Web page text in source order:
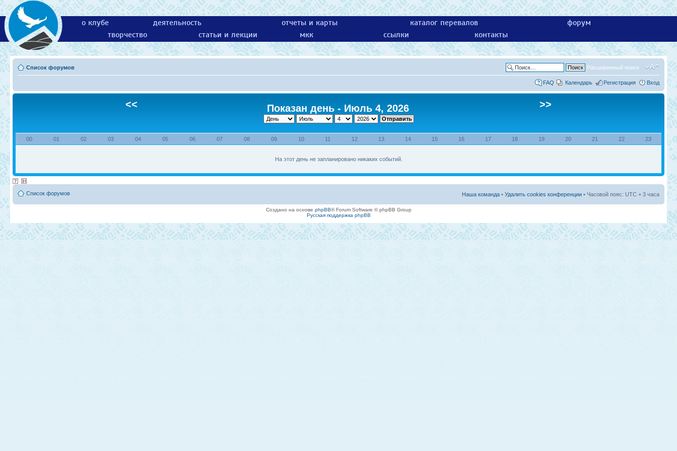
о клубе деятельность отчеты и карты каталог перевалов
форум
творчество
статьи и лекции мкк ссылки контакты
Список форумов Расширенный поиск
FAQ Календарь Регистрация Вход
<< Показан день - Июль 4, 2026 >>
00 01 02 03 04 05 06 07 08 09 10 11 12 13 14 15 16 17 18 19 20 21 22 23
На этот день не запланировано никаких событий.
Список форумов Наша команда • Удалить cookies конференции • Часовой пояс: UTC + 3 часа
Создано на основе phpBB® Forum Software © phpBB Group
Русская поддержка phpBB